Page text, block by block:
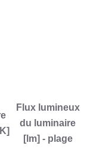
Flux lumineux
du luminaire
[lm] - plage